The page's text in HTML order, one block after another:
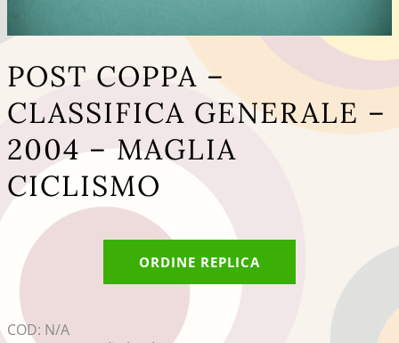
POST COPPA –
CLASSIFICA GENERALE –
2004 – MAGLIA
CICLISMO
ORDINE REPLICA
COD: N/A